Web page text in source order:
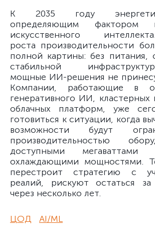
К 2035 году
определяющим фактором
искусственного
роста производительности
полной картины: без питания,
стабильной
мощные ИИ-решения не
Компании, работающие в
генеративного ИИ, кластерных
облачных платформ, уже
готовиться к ситуации, когда
возможности будут
производительностью
доступными
охлаждающими мощностями.
перестроит стратегию с
реалий, рискуют остаться
через несколько лет.
ЦОД AI/ML